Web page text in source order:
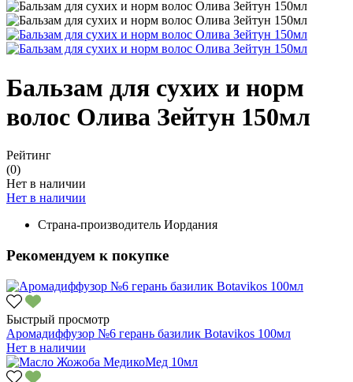
Бальзам для сухих и норм
волос Олива Зейтун 150мл
Рейтинг
(0)
Нет в наличии
Нет в наличии
Страна-производитель Иордания
Рекомендуем к покупке
Быстрый просмотр
Аромадиффузор №6 герань базилик Botavikos 100мл
Нет в наличии